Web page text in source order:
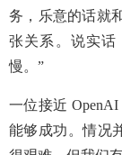
务，乐意的话就
张关系。说实话
慢。”
一位接近
能够成功。情况